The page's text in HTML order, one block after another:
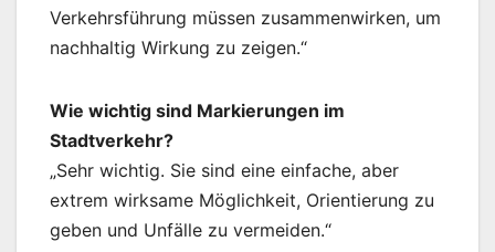
Verkehrsführung müssen zusammenwirken, um
nachhaltig Wirkung zu zeigen.“
Wie wichtig sind Markierungen im
Stadtverkehr?
„Sehr wichtig. Sie sind eine einfache, aber
extrem wirksame Möglichkeit, Orientierung zu
geben und Unfälle zu vermeiden.“